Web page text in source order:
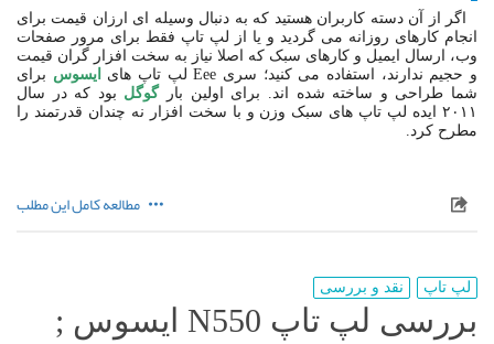
اگر از آن دسته کاربران هستید که به دنبال وسیله ای ارزان قیمت برای
انجام کارهای روزانه می گردید و یا از لپ تاپ فقط برای مرور صفحات
وب، ارسال ایمیل و کارهای سبک که اصلا نیاز به سخت افزار گران قیمت
و حجیم ندارند، استفاده می کنید؛ سری Eee لپ تاپ های
ایسوس برای
شما طراحی و ساخته شده اند. برای اولین بارگوگل بود که در سال
۲۰۱۱ ایده لپ تاپ های سبک وزن و با سخت افزار نه چندان قدرتمند را
مطرح کرد.
مطالعه کامل این مطلب
لپ تاپ نقد و بررسی
بررسی لپ تاپ N550 ایسوس ;